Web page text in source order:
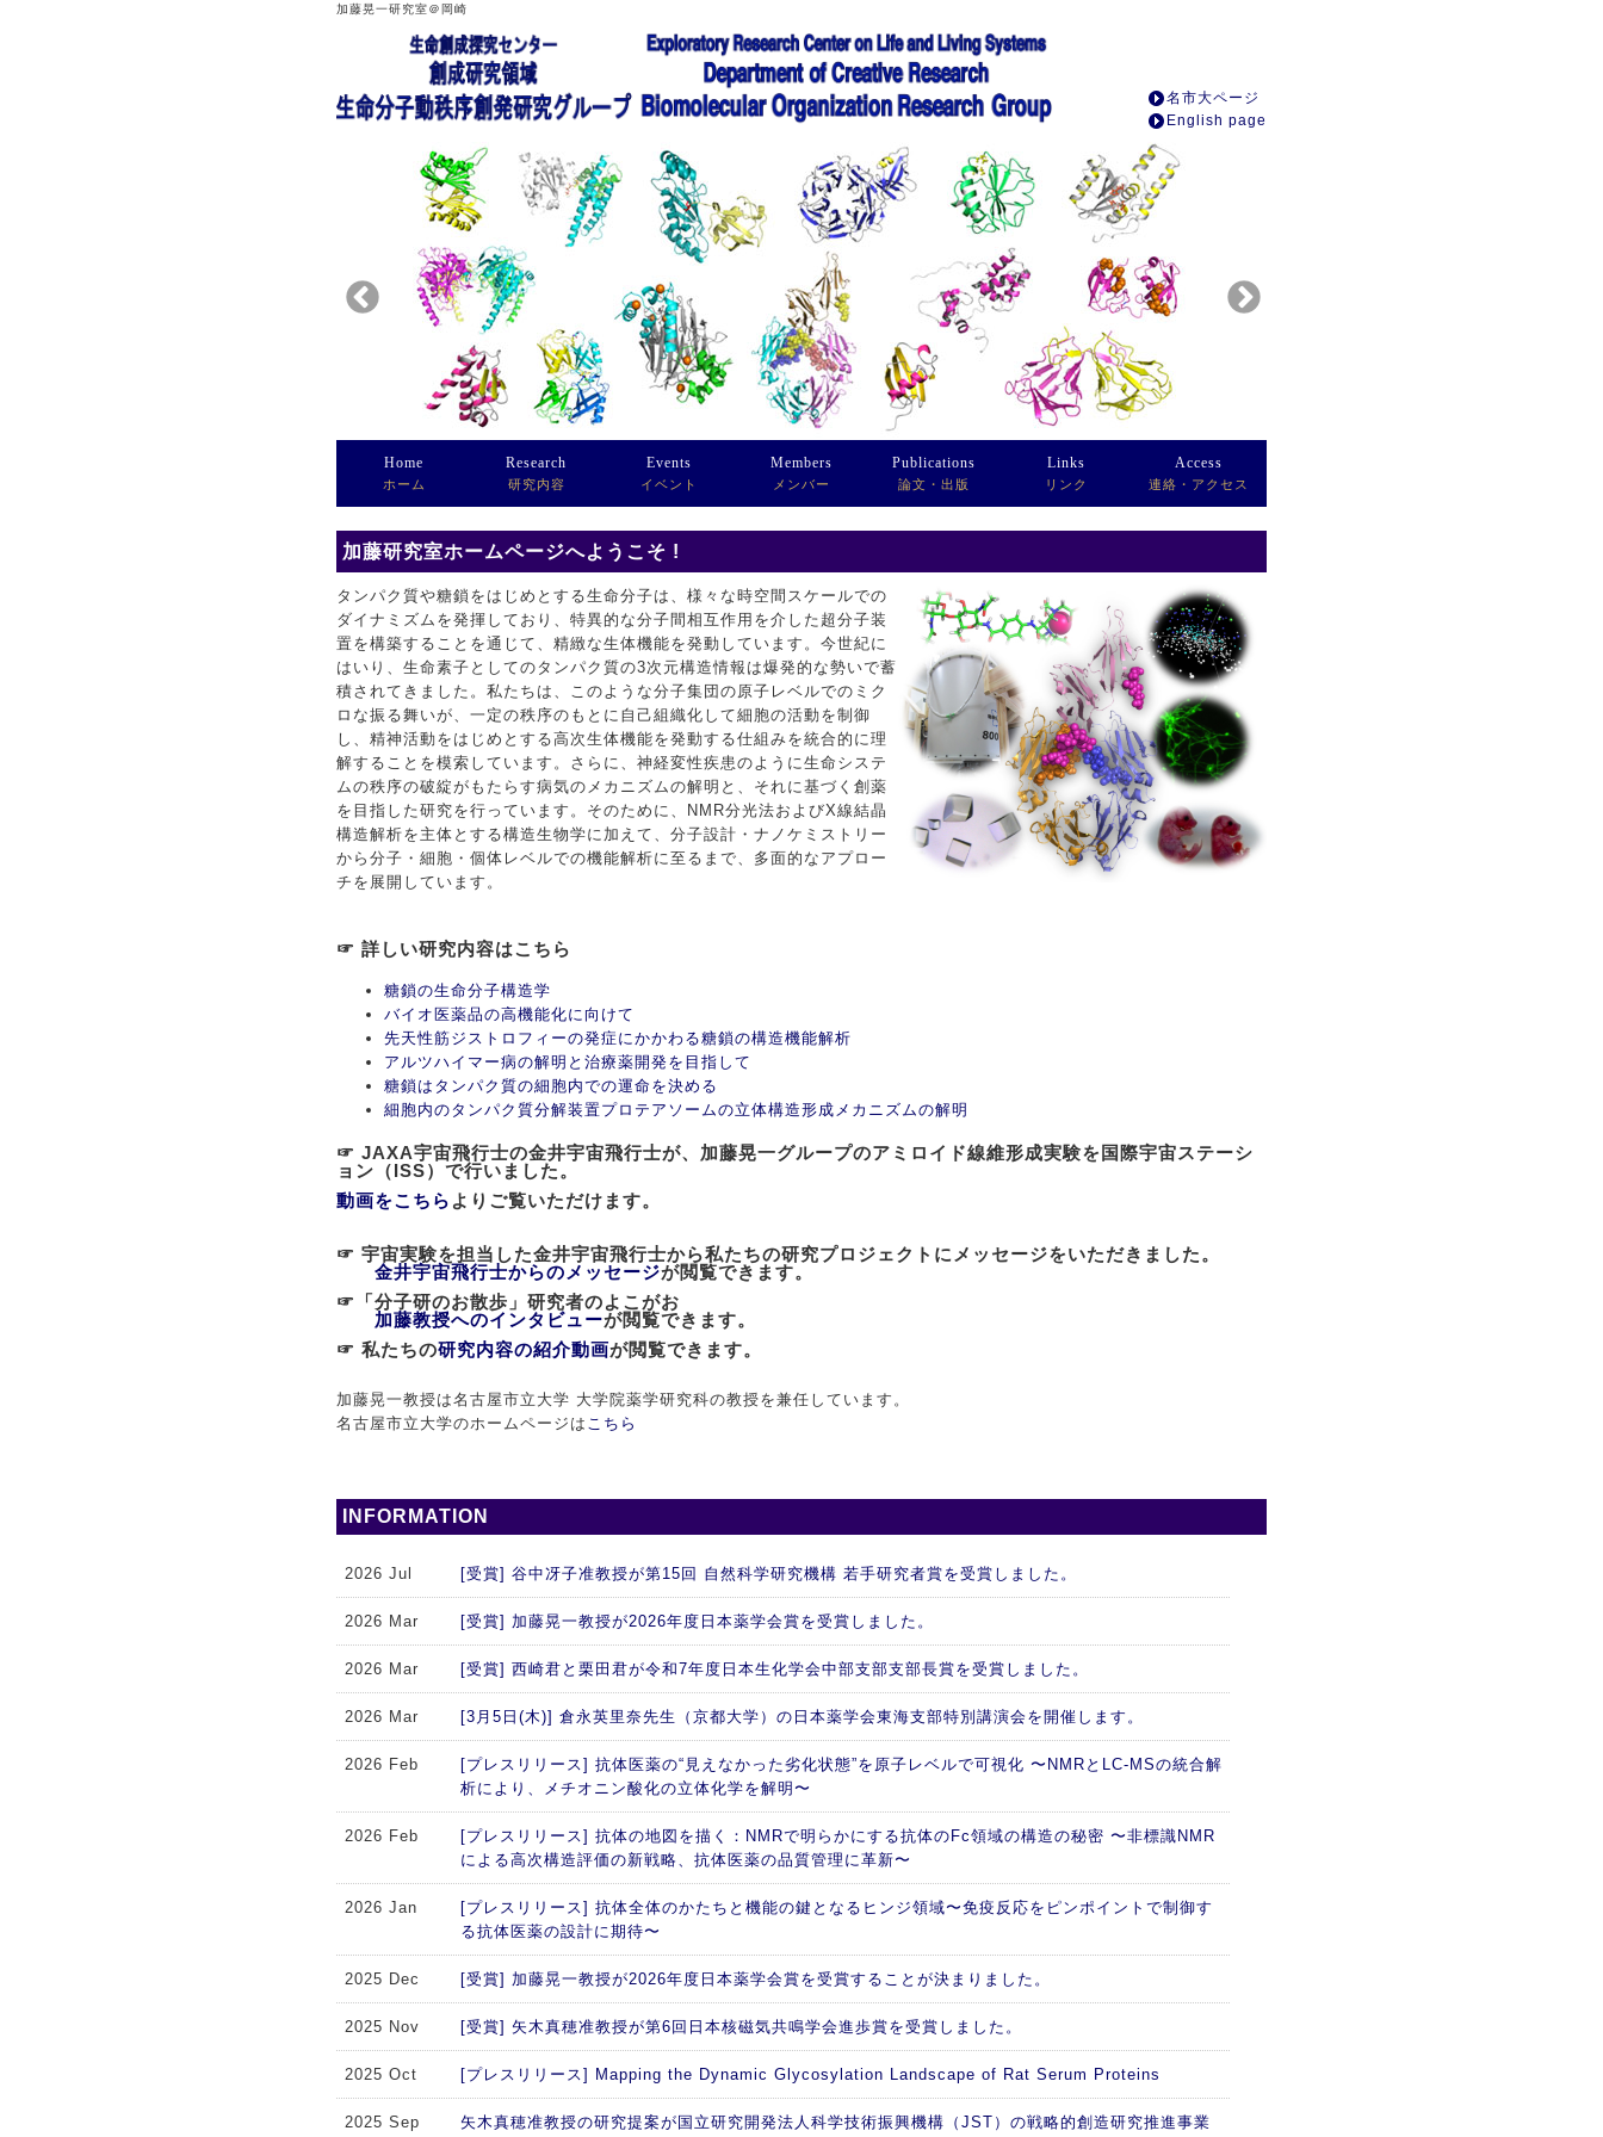
加藤晃一研究室＠岡崎
名市大ページ
English page
Home
ホーム
Research
研究内容
Events
イベント
Members
メンバー
Publications
論文・出版
Links
リンク
Access
連絡・アクセス
加藤研究室ホームページへようこそ !
タンパク質や糖鎖をはじめとする生命分子は、様々な時空間スケールでの
ダイナミズムを発揮しており、特異的な分子間相互作用を介した超分子装
置を構築することを通じて、精緻な生体機能を発動しています。今世紀に
はいり、生命素子としてのタンパク質の3次元構造情報は爆発的な勢いで蓄
積されてきました。私たちは、このような分子集団の原子レベルでのミク
ロな振る舞いが、一定の秩序のもとに自己組織化して細胞の活動を制御
し、精神活動をはじめとする高次生体機能を発動する仕組みを統合的に理
解することを模索しています。さらに、神経変性疾患のように生命システ
ムの秩序の破綻がもたらす病気のメカニズムの解明と、それに基づく創薬
を目指した研究を行っています。そのために、NMR分光法およびX線結晶
構造解析を主体とする構造生物学に加えて、分子設計・ナノケミストリー
から分子・細胞・個体レベルでの機能解析に至るまで、多面的なアプロー
チを展開しています。
☞ 詳しい研究内容はこちら
糖鎖の生命分子構造学
バイオ医薬品の高機能化に向けて
先天性筋ジストロフィーの発症にかかわる糖鎖の構造機能解析
アルツハイマー病の解明と治療薬開発を目指して
糖鎖はタンパク質の細胞内での運命を決める
細胞内のタンパク質分解装置プロテアソームの立体構造形成メカニズムの解明
☞ JAXA宇宙飛行士の金井宇宙飛行士が、加藤晃一グループのアミロイド線維形成実験を国際宇宙ステーシ
ョン（ISS）で行いました。
動画をこちら よりご覧いただけます。
☞ 宇宙実験を担当した金井宇宙飛行士から私たちの研究プロジェクトにメッセージをいただきました。
金井宇宙飛行士からのメッセージが閲覧できます。
☞「分子研のお散歩」研究者のよこがお
加藤教授へのインタビューが閲覧できます。
☞ 私たちの研究内容の紹介動画が閲覧できます。
加藤晃一教授は名古屋市立大学 大学院薬学研究科の教授を兼任しています。
名古屋市立大学のホームページは こちら
INFORMATION
2026 Jul [受賞] 谷中冴子准教授が第15回 自然科学研究機構 若手研究者賞を受賞しました。
2026 Mar [受賞] 加藤晃一教授が2026年度日本薬学会賞を受賞しました。
2026 Mar [受賞] 西崎君と栗田君が令和7年度日本生化学会中部支部支部長賞を受賞しました。
2026 Mar [3月5日(木)] 倉永英里奈先生（京都大学）の日本薬学会東海支部特別講演会を開催します。
2026 Feb
[プレスリリース] 抗体医薬の“見えなかった劣化状態”を原子レベルで可視化 〜NMRとLC-MSの統合解
析により、メチオニン酸化の立体化学を解明〜
2026 Feb
[プレスリリース] 抗体の地図を描く：NMRで明らかにする抗体のFc領域の構造の秘密 〜非標識NMR
による高次構造評価の新戦略、抗体医薬の品質管理に革新〜
2026 Jan
[プレスリリース] 抗体全体のかたちと機能の鍵となるヒンジ領域〜免疫反応をピンポイントで制御す
る抗体医薬の設計に期待〜
2025 Dec [受賞] 加藤晃一教授が2026年度日本薬学会賞を受賞することが決まりました。
2025 Nov [受賞] 矢木真穂准教授が第6回日本核磁気共鳴学会進歩賞を受賞しました。
2025 Oct [プレスリリース] Mapping the Dynamic Glycosylation Landscape of Rat Serum Proteins
2025 Sep 矢木真穂准教授の研究提案が国立研究開発法人科学技術振興機構（JST）の戦略的創造研究推進事業